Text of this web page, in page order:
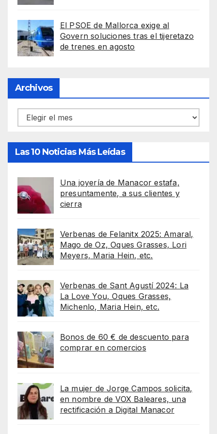
El PSOE de Mallorca exige al
Govern soluciones tras el tijeretazo
de trenes en agosto
Archivos
Archivos
Las 10 Noticias Más Leídas
Una joyería de Manacor estafa,
presuntamente, a sus clientes y
cierra
Verbenas de Felanitx 2025: Amaral,
Mago de Oz, Oques Grasses, Lori
Meyers, Maria Hein, etc.
Verbenas de Sant Agustí 2024: La
La Love You, Oques Grasses,
Michenlo, Maria Hein, etc.
Bonos de 60 € de descuento para
comprar en comercios
La mujer de Jorge Campos solicita,
en nombre de VOX Baleares, una
rectificación a Digital Manacor